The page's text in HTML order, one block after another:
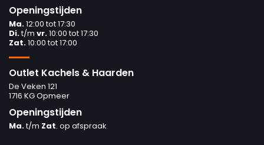
Openingstijden
Ma.12:00 tot 17:30
Di.t/m vr.10:00 tot 17:30
Zat.10:00 tot 17:00
Outlet Kachels & Haarden
De Veken 121
1716 KG Opmeer
Openingstijden
Ma.t/m Zat. op afspraak